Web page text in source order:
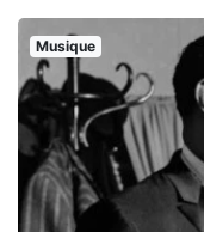
Musique